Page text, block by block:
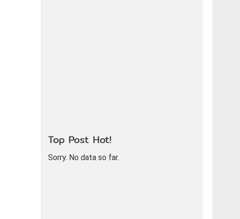
Top Post Hot!
Sorry. No data so far.